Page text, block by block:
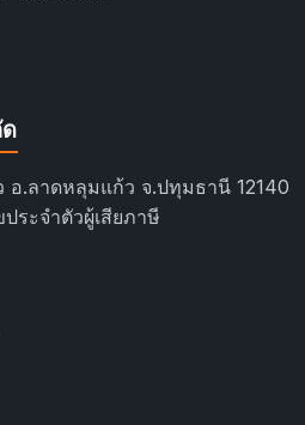
อ.ลาดหลุมแก้ว จ.ปทุมธานี 12140
ระจำตัวผู้เสียภาษี